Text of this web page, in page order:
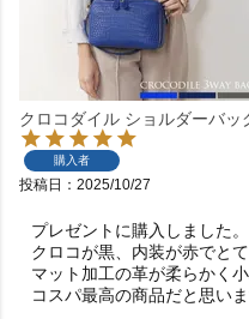
クロコダイル ショルダーバ
購入者
投稿日 2025/10/27
プレゼントに購入しました。
クロコが黒、内装が赤でとて
マット加工の革が柔らかく
コスパ最高の商品だと思いま